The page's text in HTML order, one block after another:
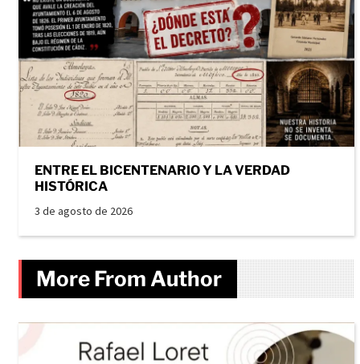
ENTRE EL BICENTENARIO Y LA VERDAD
HISTÓRICA
3 de agosto de 2026
More From Author